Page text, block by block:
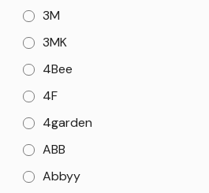
3M
3MK
4Bee
4F
4garden
ABB
Abbyy